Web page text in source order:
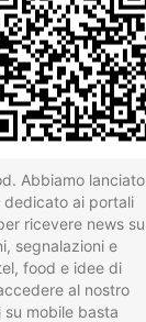
Abbiamo lanciato
dedicato ai portali
ricevere news su
segnalazioni e
food e idee di
al nostro
su mobile basta